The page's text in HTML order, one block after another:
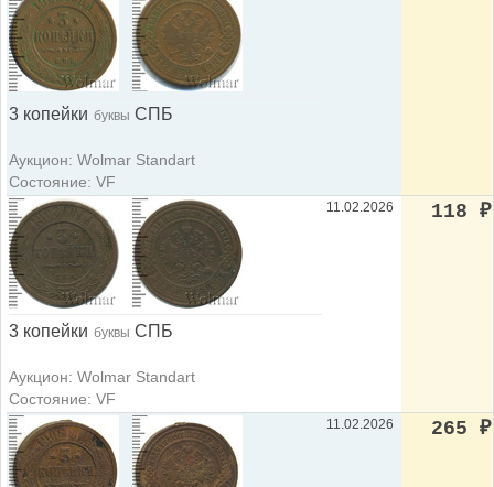
3 копейки буквы СПБ
Аукцион: Wolmar Standart
Состояние: VF
3 копейки буквы СПБ
Аукцион: Wolmar Standart
Состояние: VF
11.02.2026 118 ₽
11.02.2026 265 ₽